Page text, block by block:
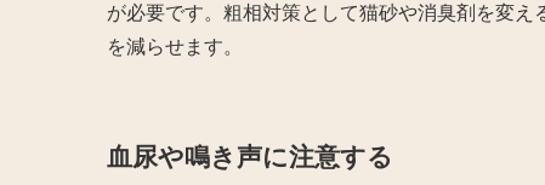
が必要です。粗相対策として猫砂や消臭剤を変
を減らせます。
血尿や鳴き声に注意する